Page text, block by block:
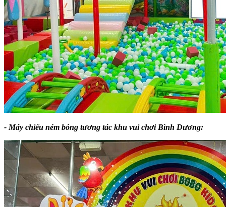
- Máy chiếu ném bóng tương tác khu vui chơi Bình Dương: